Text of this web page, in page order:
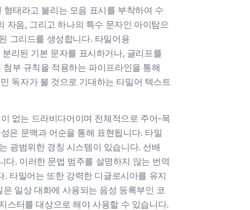
태라고 불리는 모음 표시를 부착하여 수
자음, 그리고 하나의 특수 문자인 아이탐으
그리드를 생성합니다. 타밀어용
리된 기본 문자를 표시하거나, 글리프를
부 규칙을 적용하는 파이프라인을 통해
독자가 볼 것으로 기대하는 타밀어 텍스트
없는 드라비다어이며 전체적으로 주어-목
은 문맥과 어순을 통해 표현됩니다. 타밀
광범위한 경칭 시스템이 있습니다. 선배
. 이러한 문법 범주를 설명하지 않는 번역
타밀어는 또한 강력한 디글로시아를 유지
일상 대화에 사용되는 음성 등록부인 코
스터를 대상으로 해야 사용할 수 있습니다.